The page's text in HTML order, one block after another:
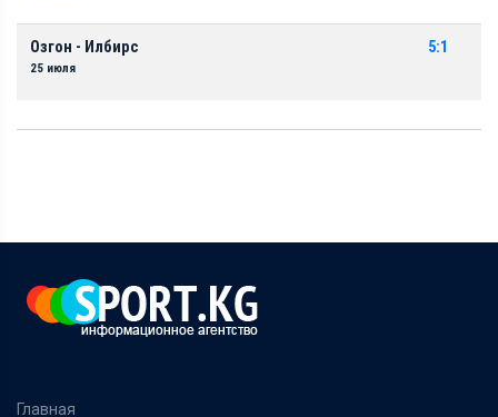
Озгон - Илбирс
25 июля
5:1
Главная